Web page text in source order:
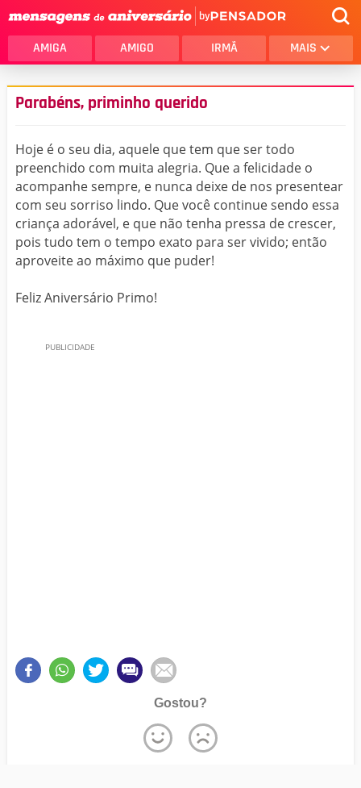
by
AMIGA AMIGO IRMÃ MAIS
Parabéns, priminho querido
Hoje é o seu dia, aquele que tem que ser todo
preenchido com muita alegria. Que a felicidade o
acompanhe sempre, e nunca deixe de nos presentear
com seu sorriso lindo. Que você continue sendo essa
criança adorável, e que não tenha pressa de crescer,
pois tudo tem o tempo exato para ser vivido; então
aproveite ao máximo que puder!
Feliz Aniversário Primo!
Gostou?